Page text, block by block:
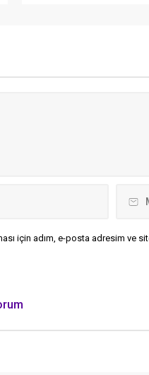
gördüğü kişilere resti
için adım, e-posta adresim ve